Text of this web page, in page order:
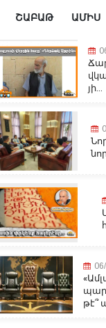
ՇԱԲԱԹ ԱՄԻՍ
յի...
թէ՞